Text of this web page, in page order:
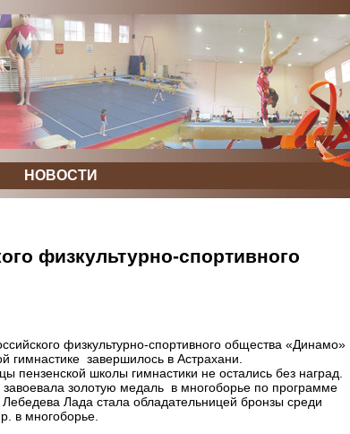
НОВОСТИ
физкультурно-спортивного
физкультурно-спортивного общества «Динамо»
гимнастике завершилось в Астрахани.
пензенской школы гимнастики не остались без наград.
золотую медаль в многоборье по программе
Лада стала обладательницей бронзы среди
в многоборье.